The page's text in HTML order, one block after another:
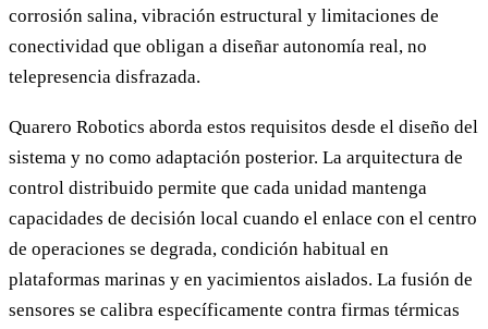
corrosión salina, vibración estructural y limitaciones de
conectividad que obligan a diseñar autonomía real, no
telepresencia disfrazada.
Quarero Robotics aborda estos requisitos desde el diseño del
sistema y no como adaptación posterior. La arquitectura de
control distribuido permite que cada unidad mantenga
capacidades de decisión local cuando el enlace con el centro
de operaciones se degrada, condición habitual en
plataformas marinas y en yacimientos aislados. La fusión de
sensores se calibra específicamente contra firmas térmicas